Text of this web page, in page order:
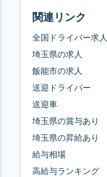
関連リンク
全国ドライバー求人
埼玉県の求人
飯能市の求人
送迎ドライバー
送迎車
埼玉県の賞与あり
埼玉県の昇給あり
給与相場
高給与ランキング